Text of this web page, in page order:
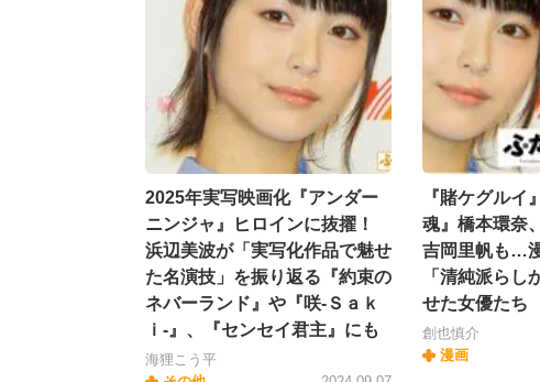
2025年実写映画化『アンダー
ニンジャ』ヒロインに抜擢！
浜辺美波が「実写化作品で魅せ
た名演技」を振り返る『約束の
ネバーランド』や『咲-Ｓａｋ
ｉ-』、『センセイ君主』にも
海狸こう平
『賭ケグルイ
魂』橋本環奈
吉岡里帆も…
「清純派らし
せた女優たち
創也慎介
漫画